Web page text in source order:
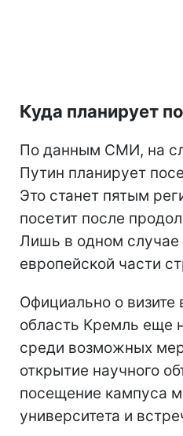
Куда планирует
По данным СМИ, на
Путин планирует
Это станет пятым
посетит после
Лишь в одном случае
европейской части
Официально о
область Кремль еще
среди возможных
открытие научного
посещение кампуса
университета и